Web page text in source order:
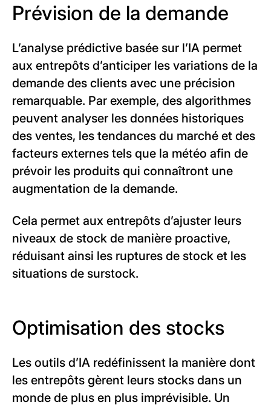
Prévision de la demande
L’analyse prédictive basée sur l’IA permet
aux entrepôts d’anticiper les variations de la
demande des clients avec une précision
remarquable. Par exemple, des algorithmes
peuvent analyser les données historiques
des ventes, les tendances du marché et des
facteurs externes tels que la météo afin de
prévoir les produits qui connaîtront une
augmentation de la demande.
Cela permet aux entrepôts d’ajuster leurs
niveaux de stock de manière proactive,
réduisant ainsi les ruptures de stock et les
situations de surstock.
Optimisation des stocks
Les outils d’IA redéfinissent la manière dont
les entrepôts gèrent leurs stocks dans un
monde de plus en plus imprévisible. Un